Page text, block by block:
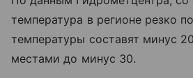
температура в регионе резко
температуры составят минус
местами до минус 30.